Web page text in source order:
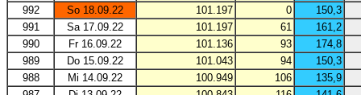
992
So 18.09.22 101.197 0
150,3
991
Sa 17.09.22 101.197 61
161,2
990
Fr 16.09.22 101.136 93
174,8
989
Do 15.09.22 101.043 94
150,3
988
Mi 14.09.22 100.949 106
135,9